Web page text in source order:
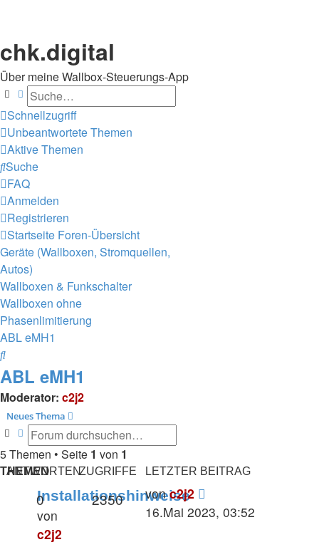
chk.digital
Über meine Wallbox-Steuerungs-App
SucheErweiterte Suche
Schnellzugriff
Unbeantwortete Themen
Aktive Themen
Suche
FAQ
Anmelden
Registrieren
Startseite Foren-Übersicht
Geräte (Wallboxen, Stromquellen,
Autos)
Wallboxen & Funkschalter
Wallboxen ohne
Phasenlimitierung
ABL eMH1
Suche
ABL eMH1
Moderator: c2j2
Neues Thema
SucheErweiterte Suche
5 Themen • Seite 1 von 1
THEMEN
ANTWORTENZUGRIFFE LETZTER BEITRAG
Installationshinweise
von
c2j2
0 2350 vonc2j2
16.Mai 2023, 03:52